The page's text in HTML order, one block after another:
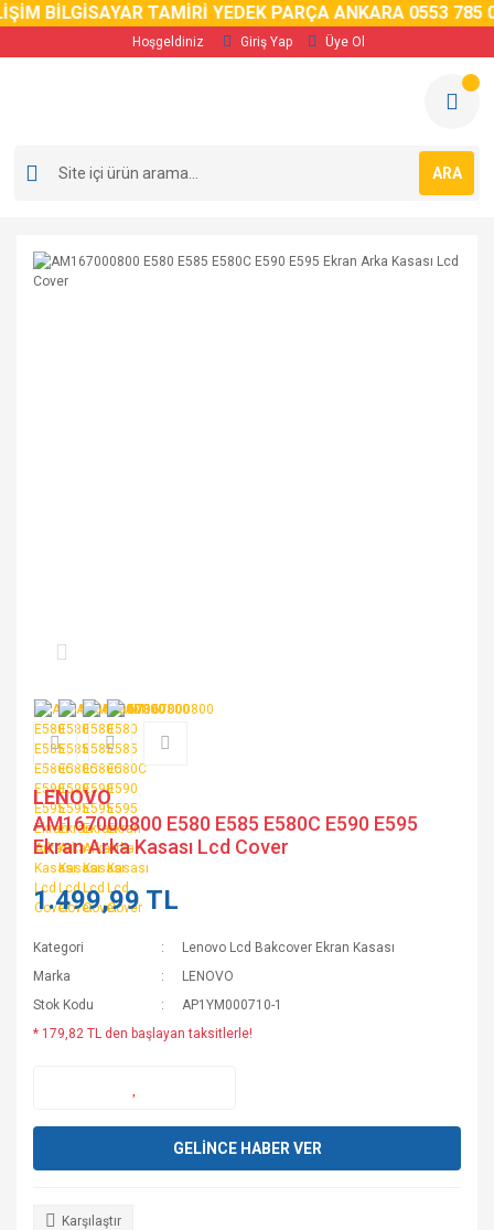
BİLGİSAYAR TAMİRİ YEDEK PARÇA ANKARA 0553 785 02
Hoşgeldiniz Giriş Yap Üye Ol
ARA
LENOVO
AM167000800 E580 E585 E580C E590 E595
Ekran Arka Kasası Lcd Cover
1.499,99 TL
Kategori
Lenovo Lcd Bakcover Ekran Kasası
Marka
LENOVO
Stok Kodu
AP1YM000710-1
* 179,82 TL den başlayan taksitlerle!
GELİNCE HABER VER
Karşılaştır